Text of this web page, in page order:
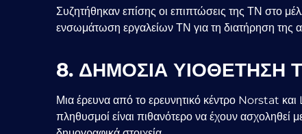
Συζητήθηκαν επίσης οι επιπτώσεις της ΤΝ στο
ενσωμάτωση εργαλείων ΤΝ για τη διατήρηση της
8. ΔΗΜΟΣΙΑ ΥΙΟΘΕΤΗΣΗ
Μια έρευνα από το ερευνητικό κέντρο Norstat
πληθυσμοί είναι πιθανότερο να έχουν ασχοληθεί